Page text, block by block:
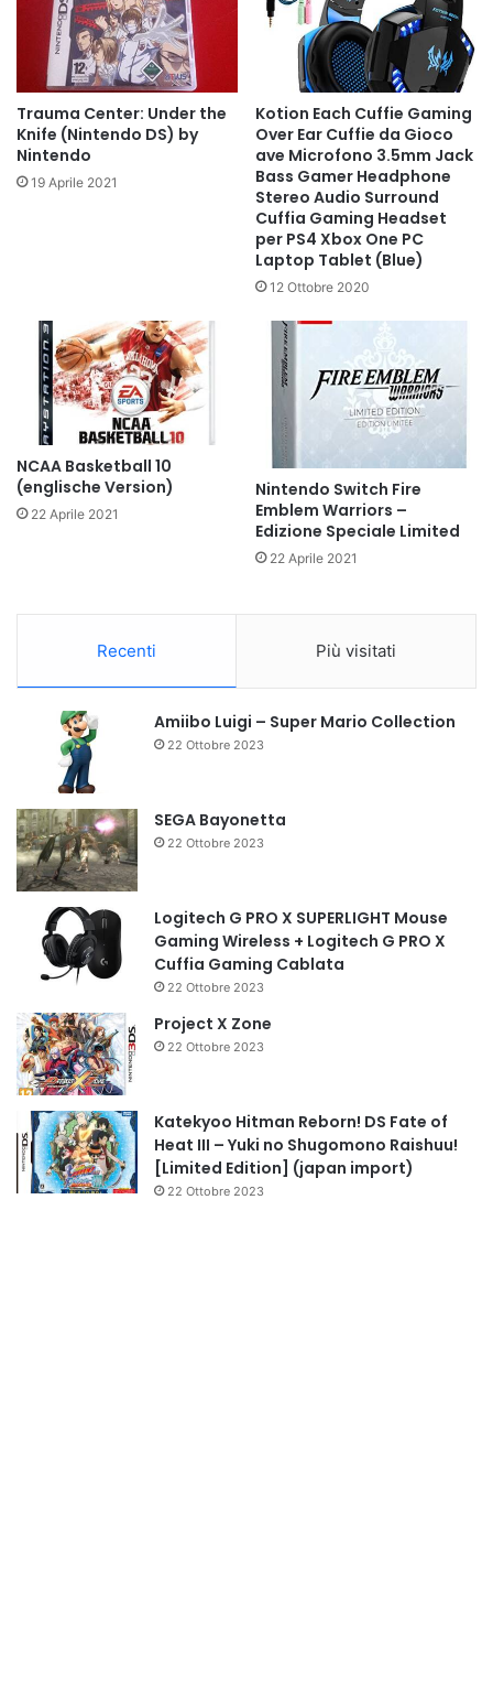
Trauma Center: Under the
Knife (Nintendo DS) by
Nintendo
19 Aprile 2021
Kotion Each Cuffie Gaming
Over Ear Cuffie da Gioco
ave Microfono 3.5mm Jack
Bass Gamer Headphone
Stereo Audio Surround
Cuffia Gaming Headset
per PS4 Xbox One PC
Laptop Tablet (Blue)
12 Ottobre 2020
NCAA Basketball 10
(englische Version)
22 Aprile 2021
Nintendo Switch Fire
Emblem Warriors –
Edizione Speciale Limited
22 Aprile 2021
Recenti Più visitati
Amiibo Luigi – Super Mario Collection
22 Ottobre 2023
SEGA Bayonetta
22 Ottobre 2023
Logitech G PRO X SUPERLIGHT Mouse
Gaming Wireless + Logitech G PRO X
Cuffia Gaming Cablata
22 Ottobre 2023
Project X Zone
22 Ottobre 2023
Katekyoo Hitman Reborn! DS Fate of
Heat III – Yuki no Shugomono Raishuu!
[Limited Edition] (japan import)
22 Ottobre 2023